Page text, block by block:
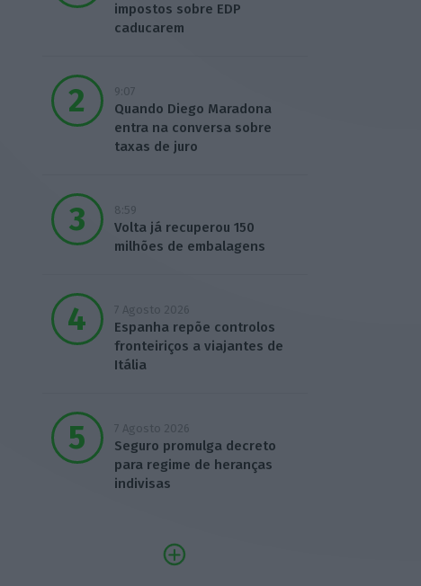
impostos sobre EDP
caducarem
9:07
Quando Diego Maradona
entra na conversa sobre
taxas de juro
8:59
Volta já recuperou 150
milhões de embalagens
7 Agosto 2026
Espanha repõe controlos
fronteiriços a viajantes de
Itália
7 Agosto 2026
Seguro promulga decreto
para regime de heranças
indivisas